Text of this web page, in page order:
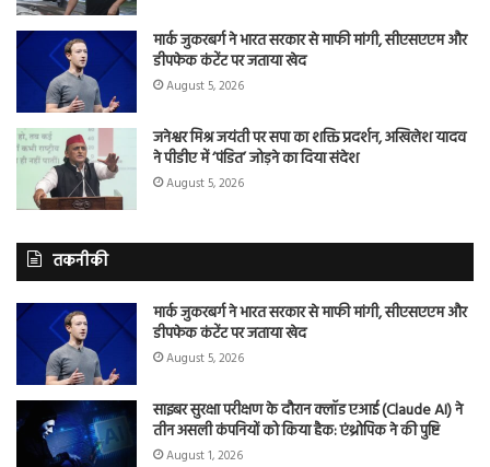
मार्क जुकरबर्ग ने भारत सरकार से माफी मांगी, सीएसएएम और
डीपफेक कंटेंट पर जताया खेद
August 5, 2026
जनेश्वर मिश्र जयंती पर सपा का शक्ति प्रदर्शन, अखिलेश यादव
ने पीडीए में ‘पंडित’ जोड़ने का दिया संदेश
August 5, 2026
तकनीकी
मार्क जुकरबर्ग ने भारत सरकार से माफी मांगी, सीएसएएम और
डीपफेक कंटेंट पर जताया खेद
August 5, 2026
साइबर सुरक्षा परीक्षण के दौरान क्लॉड एआई (Claude AI) ने
तीन असली कंपनियों को किया हैक: एंथ्रोपिक ने की पुष्टि
August 1, 2026